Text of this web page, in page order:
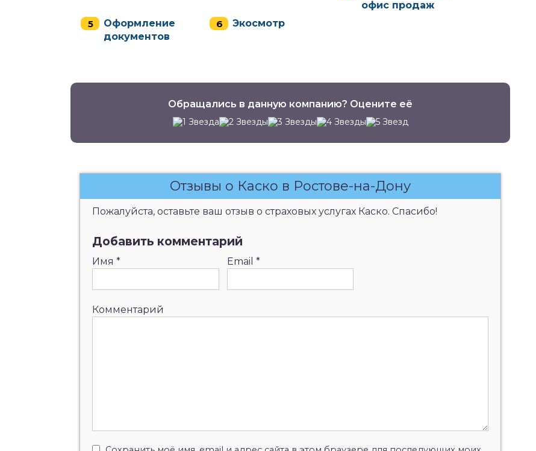
офис продаж
Оформление
документов
Экосмотр
Обращались в данную компанию? Оцените её
Отзывы о Каско в Ростове-на-Дону
Пожалуйста, оставьте ваш отзыв о страховых услугах Каско. Спасибо!
Добавить комментарий
Имя * Email *
Комментарий